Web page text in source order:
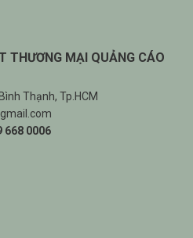
THƯƠNG MẠI QUẢNG CÁO
Thạnh, Tp.HCM
668 0006